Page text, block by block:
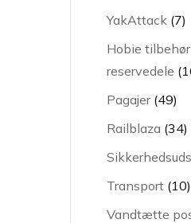
YakAttack 77
Hobie
reservedele
Pagajer 4949
Railblaza 3434
Transport 10
Vandtætte